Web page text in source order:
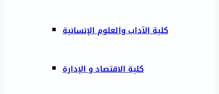
كلية الآداب والعلوم الإنسانية
كلية الاقتصاد و الإدارة